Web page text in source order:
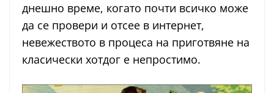
днешно време, когато почти всичко може
да се провери и отсее в интернет,
невежеството в процеса на приготвяне на
класически хотдог е непростимо.